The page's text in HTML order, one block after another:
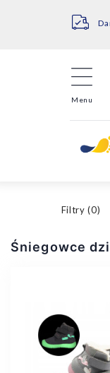
14
Menu
Filtry (0)
Śniegowce